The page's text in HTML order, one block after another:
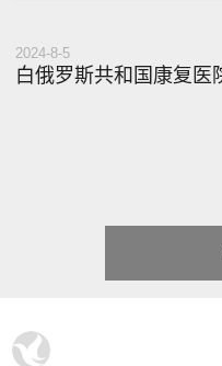
2024-8-5